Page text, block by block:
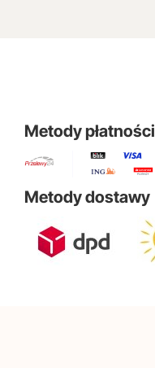
Metody płatności
Metody dostawy